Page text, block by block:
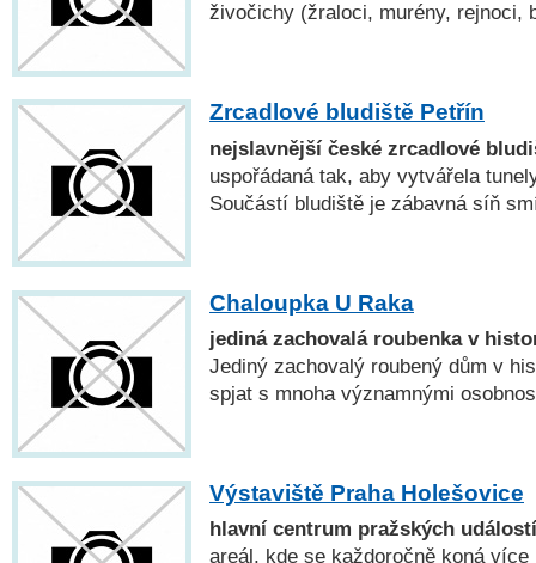
živočichy (žraloci, murény, rejnoci,
Zrcadlové bludiště Petřín
nejslavnější české zrcadlové
uspořádaná tak, aby vytvářela
Součástí bludiště je zábavná síň
Chaloupka U Raka
jediná zachovalá roubenka v
Jediný zachovalý roubený dům v
spjat s mnoha významnými
Výstaviště Praha Holešovice
hlavní centrum pražských událostí
areál, kde se každoročně koná